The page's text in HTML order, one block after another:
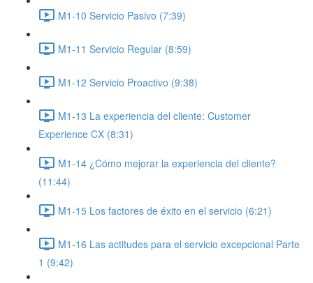
M1-10 Servicio Pasivo (7:39)
M1-11 Servicio Regular (8:59)
M1-12 Servicio Proactivo (9:38)
M1-13 La experiencia del cliente: Customer
Experience CX (8:31)
M1-14 ¿Cómo mejorar la experiencia del cliente?
(11:44)
M1-15 Los factores de éxito en el servicio (6:21)
M1-16 Las actitudes para el servicio excepcional Parte
1 (9:42)